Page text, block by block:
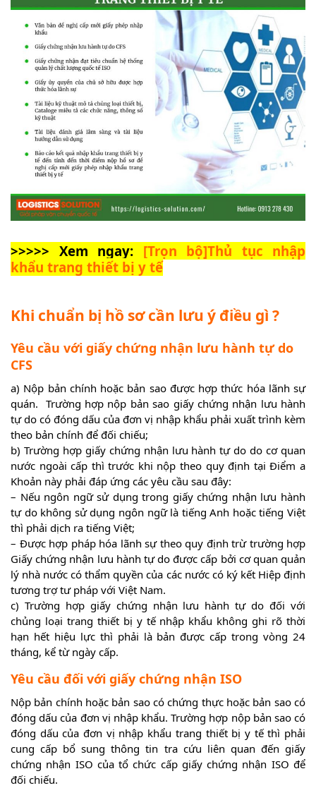
>>>>> Xem ngay: [Trọn bộ]Thủ tục nhập
khẩu trang thiết bị y tế
Khi chuẩn bị hồ sơ cần lưu ý điều gì ?
Yêu cầu với giấy chứng nhận lưu hành tự do
CFS
a) Nộp bản chính hoặc bản sao được hợp thức hóa lãnh sự
quán. Trường hợp nộp bản sao giấy chứng nhận lưu hành
tự do có đóng dấu của đơn vị nhập khẩu phải xuất trình kèm
theo bản chính để đối chiếu;
b) Trường hợp giấy chứng nhận lưu hành tự do do cơ quan
nước ngoài cấp thì trước khi nộp theo quy định tại Điểm a
Khoản này phải đáp ứng các yêu cầu sau đây:
– Nếu ngôn ngữ sử dụng trong giấy chứng nhận lưu hành
tự do không sử dụng ngôn ngữ là tiếng Anh hoặc tiếng Việt
thì phải dịch ra tiếng Việt;
– Được hợp pháp hóa lãnh sự theo quy định trừ trường hợp
Giấy chứng nhận lưu hành tự do được cấp bởi cơ quan quản
lý nhà nước có thẩm quyền của các nước có ký kết Hiệp định
tương trợ tư pháp với Việt Nam.
c) Trường hợp giấy chứng nhận lưu hành tự do đối với
chủng loại trang thiết bị y tế nhập khẩu không ghi rõ thời
hạn hết hiệu lực thì phải là bản được cấp trong vòng 24
tháng, kể từ ngày cấp.
Yêu cầu đối với giấy chứng nhận ISO
Nộp bản chính hoặc bản sao có chứng thực hoặc bản sao có
đóng dấu của đơn vị nhập khẩu. Trường hợp nộp bản sao có
đóng dấu của đơn vị nhập khẩu trang thiết bị y tế thì phải
cung cấp bổ sung thông tin tra cứu liên quan đến giấy
chứng nhận ISO của tổ chức cấp giấy chứng nhận ISO để
đối chiếu.